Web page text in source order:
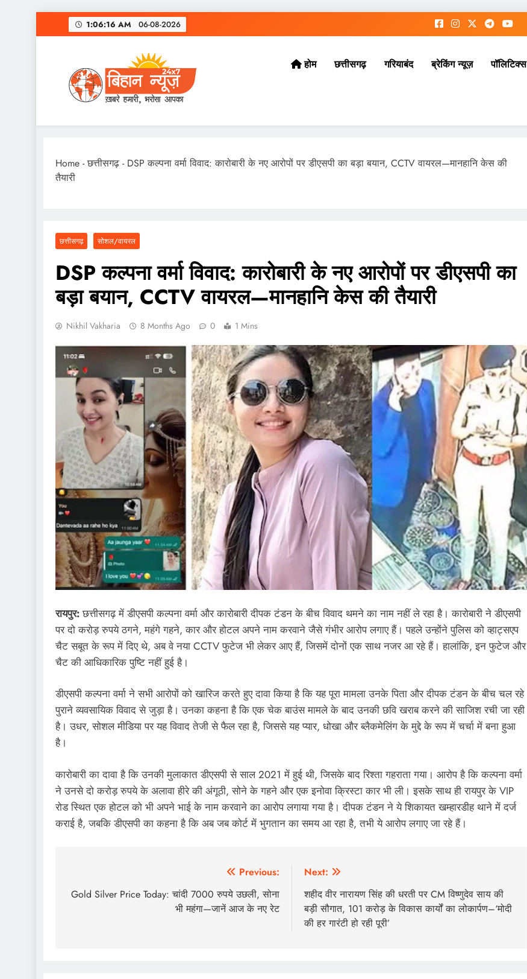
to
1:06:16 AM 06-08-2026
होम छत्तीसगढ़ गरियाबंद ब्रेकिंग न्यूज़ पॉलिटिक्स
Home -छत्तीसगढ़ - DSP कल्पना वर्मा विवाद: कारोबारी के नए आरोपों पर डीएसपी का बड़ा बयान, CCTV वायरल—मानहानि केस की
तैयारी
छत्तीसगढ़ सोशल/वायरल
DSP कल्पना वर्मा विवाद: कारोबारी के नए आरोपों पर डीएसपी का
बड़ा बयान, CCTV वायरल—मानहानि केस की तैयारी
Nikhil Vakharia 8 Months Ago 0 1 Mins
रायपुर:छत्तीसगढ़ में डीएसपी कल्पना वर्मा और कारोबारी दीपक टंडन के बीच विवाद थमने का नाम नहीं ले रहा है। कारोबारी ने डीएसपी
पर दो करोड़ रुपये ठगने, महंगे गहने, कार और होटल अपने नाम करवाने जैसे गंभीर आरोप लगाए हैं। पहले उन्होंने पुलिस को व्हाट्सएप
चैट सबूत के रूप में दिए थे, अब वे नया CCTV फुटेज भी लेकर आए हैं, जिसमें दोनों एक साथ नजर आ रहे हैं। हालांकि, इन फुटेज और
चैट की आधिकारिक पुष्टि नहीं हुई है।
डीएसपी कल्पना वर्मा ने सभी आरोपों को खारिज करते हुए दावा किया है कि यह पूरा मामला उनके पिता और दीपक टंडन के बीच चल रहे
पुराने व्यवसायिक विवाद से जुड़ा है। उनका कहना है कि एक चेक बाउंस मामले के बाद उनकी छवि खराब करने की साजिश रची जा रही
है। उधर, सोशल मीडिया पर यह विवाद तेजी से फैल रहा है, जिससे यह प्यार, धोखा और ब्लैकमेलिंग के मुद्दे के रूप में चर्चा में बना हुआ
है।
कारोबारी का दावा है कि उनकी मुलाकात डीएसपी से साल 2021 में हुई थी, जिसके बाद रिश्ता गहराता गया। आरोप है कि कल्पना वर्मा
ने उनसे दो करोड़ रुपये के अलावा हीरे की अंगूठी, सोने के गहने और एक इनोवा क्रिस्टा कार भी ली। इसके साथ ही रायपुर के VIP
रोड स्थित एक होटल को भी अपने भाई के नाम करवाने का आरोप लगाया गया है। दीपक टंडन ने ये शिकायत खम्हारडीह थाने में दर्ज
कराई है, जबकि डीएसपी का कहना है कि अब जब कोर्ट में भुगतान का समय आ रहा है, तभी ये आरोप लगाए जा रहे हैं।
navigation
Previous:
Gold Silver Price Today: चांदी 7000 रुपये उछली, सोना
भी महंगा—जानें आज के नए रेट
Next:
शहीद वीर नारायण सिंह की धरती पर CM विष्णुदेव साय की
बड़ी सौगात, 101 करोड़ के विकास कार्यों का लोकार्पण–‘मोदी
की हर गारंटी हो रही पूरी’